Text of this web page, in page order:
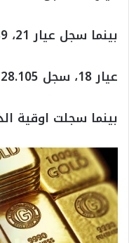
بينما سجل عيار 21، 32.789جنيه سوداني
عيار 18، سجل 28.105 جنيه سوداني
بينما سجلت اوقية الذهب